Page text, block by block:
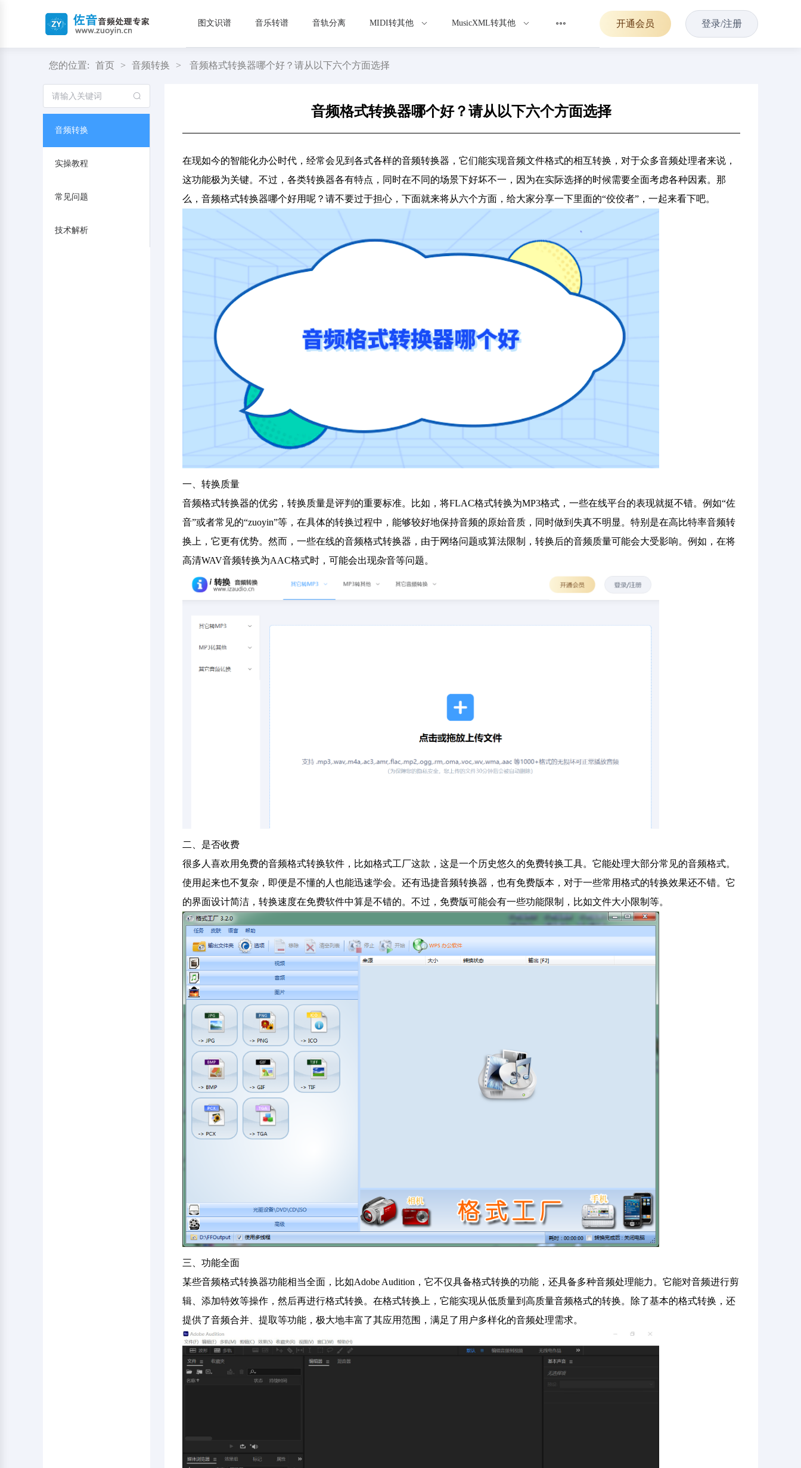
图文识谱 音乐转谱 音轨分离 MIDI转其他 MusicXML转其他 开通会员 登录/注册
您的位置: 首页 > 音频转换 > 音频格式转换器哪个好？请从以下六个方面选择
音频转换
实操教程
常见问题
技术解析
音频格式转换器哪个好？请从以下六个方面选择
在现如今的智能化办公时代，经常会见到各式各样的音频转换器，它们能实现音频文件格式的相互转换，对于众多音频处理者来说，
这功能极为关键。不过，各类转换器各有特点，同时在不同的场景下好坏不一，因为在实际选择的时候需要全面考虑各种因素。那
么，音频格式转换器哪个好用呢？请不要过于担心，下面就来将从六个方面，给大家分享一下里面的“佼佼者”，一起来看下吧。
一、转换质量
音频格式转换器的优劣，转换质量是评判的重要标准。比如，将FLAC格式转换为MP3格式，一些在线平台的表现就挺不错。例如“佐
音”或者常见的“zuoyin”等，在具体的转换过程中，能够较好地保持音频的原始音质，同时做到失真不明显。特别是在高比特率音频转
换上，它更有优势。然而，一些在线的音频格式转换器，由于网络问题或算法限制，转换后的音频质量可能会大受影响。例如，在将
高清WAV音频转换为AAC格式时，可能会出现杂音等问题。
二、是否收费
很多人喜欢用免费的音频格式转换软件，比如格式工厂这款，这是一个历史悠久的免费转换工具。它能处理大部分常见的音频格式。
使用起来也不复杂，即便是不懂的人也能迅速学会。还有迅捷音频转换器，也有免费版本，对于一些常用格式的转换效果还不错。它
的界面设计简洁，转换速度在免费软件中算是不错的。不过，免费版可能会有一些功能限制，比如文件大小限制等。
三、功能全面
某些音频格式转换器功能相当全面，比如Adobe Audition，它不仅具备格式转换的功能，还具备多种音频处理能力。它能对音频进行剪
辑、添加特效等操作，然后再进行格式转换。在格式转换上，它能实现从低质量到高质量音频格式的转换。除了基本的格式转换，还
提供了音频合并、提取等功能，极大地丰富了其应用范围，满足了用户多样化的音频处理需求。